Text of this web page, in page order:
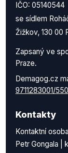
IČO: 05140544
se sídlem
Žižkov, 130 00
Zapsaný ve
Praze.
Demagog.cz
9711283001/
Kontakty
Kontaktní osoba
Petr Gongala |